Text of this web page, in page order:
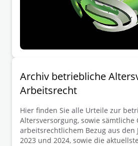
Archiv betriebliche
Arbeitsrecht
Hier finden Sie alle Urteile zur
Altersversorgung, sowie
arbeitsrechtlichem Bezug aus den
2023 und 2024, sowie die